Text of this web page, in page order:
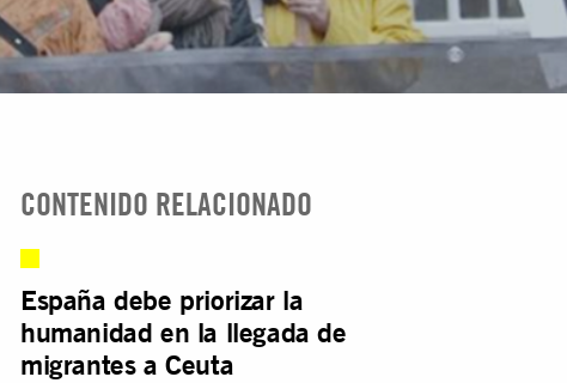
CONTENIDO RELACIONADO
España debe priorizar la
humanidad en la llegada de
migrantes a Ceuta